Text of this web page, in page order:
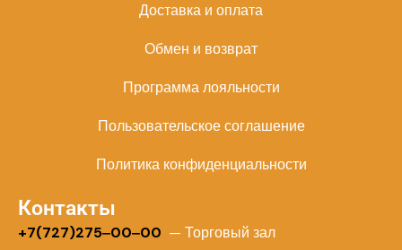
Доставка и оплата
Обмен и возврат
Программа лояльности
Пользовательское соглашение
Политика конфиденциальности
Контакты
+7(727)275‒00‒00 — Торговый зал